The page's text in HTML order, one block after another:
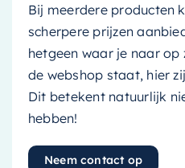
Bij meerdere producten
scherpere prijzen
hetgeen waar je naar
de webshop staat, hier
Dit betekent natuurlijk
hebben!
Neem contact op